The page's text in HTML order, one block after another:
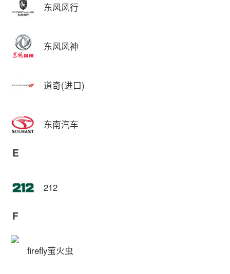
东风风行
东风风神
道奇(进口)
东南汽车
E
212
F
firefly萤火虫